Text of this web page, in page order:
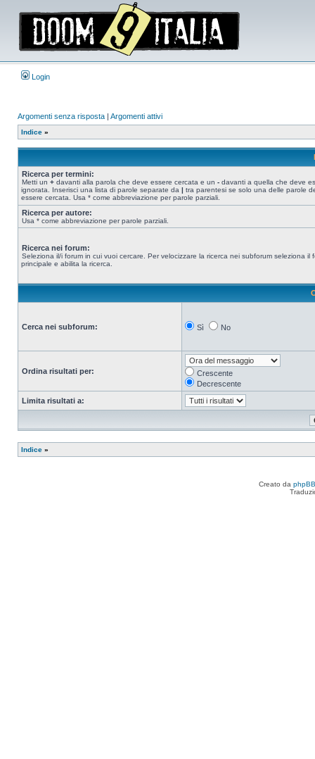
Login
Argomenti senza risposta | Argomenti attivi
Indice »
Ricerca per termini:
Metti un + davanti alla parola che deve essere cercata e un - davanti a quella che deve
ignorata. Inserisci una lista di parole separate da | tra parentesi se solo una delle parole
essere cercata. Usa * come abbreviazione per parole parziali.
Ricerca per autore:
Usa * come abbreviazione per parole parziali.
Ricerca nei forum:
Seleziona il/i forum in cui vuoi cercare. Per velocizzare la ricerca nei subforum seleziona il
principale e abilita la ricerca.
Cerca nei subforum: Sì No
Ordina risultati per:
Crescente
Decrescente
Limita risultati a:
Indice »
Creato da phpBB